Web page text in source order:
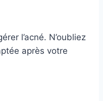
l’acné. N’oubliez
après votre